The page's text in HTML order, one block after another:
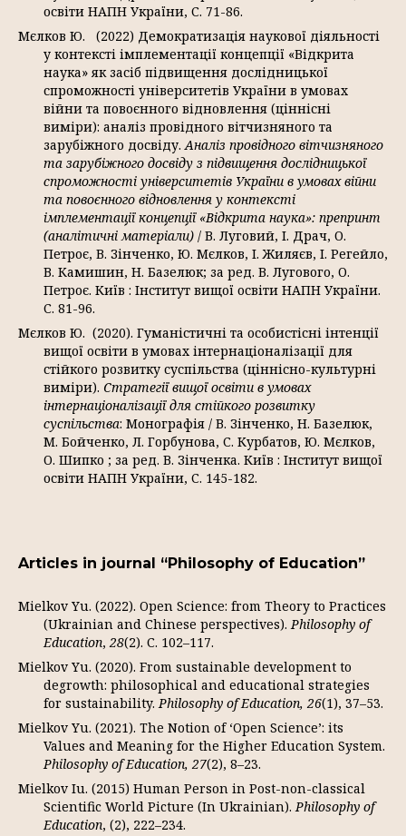
освіти НАПН України, С. 71-86.
Мєлков Ю. (2022) Демократизація наукової діяльності
у контексті імплементації концепції «Відкрита
наука» як засіб підвищення дослідницької
спроможності університетів України в умовах
війни та повоєнного відновлення (ціннісні
виміри): аналіз провідного вітчизняного та
зарубіжного досвіду.Аналіз провідного вітчизняного
та зарубіжного досвіду з підвищення дослідницької
спроможності університетів України в умовах війни
та повоєнного відновлення у контексті
імплементації концепції «Відкрита наука»: препринт
(аналітичні матеріали) / В. Луговий, І. Драч, О.
Петроє, В. Зінченко, Ю. Мєлков, І. Жиляєв, І. Регейло,
В. Камишин, Н. Базелюк; за ред. В. Лугового, О.
Петроє. Київ : Інститут вищої освіти НАПН України.
С. 81-96.
Мєлков Ю. (2020). Гуманістичні та особистісні інтенції
вищої освіти в умовах інтернаціоналізації для
стійкого розвитку суспільства (ціннісно-культурні
виміри). Стратегії вищої освіти в умовах
інтернаціоналізації для стійкого розвитку
суспільства: Монографія / В. Зінченко, Н. Базелюк,
М. Бойченко, Л. Горбунова, С. Курбатов, Ю. Мєлков,
О. Шипко ; за ред. В. Зінченка. Київ : Інститут вищої
освіти НАПН України, С. 145-182.
Articles in journal “Philosophy of Education”
Mielkov Yu. (2022). Open Science: from Theory to Practices
(Ukrainian and Chinese perspectives).Philosophy of
Education,28(2). С. 102–117.
Mielkov Yu. (2020). From sustainable development to
degrowth: philosophical and educational strategies
for sustainability.Philosophy of Education, 26(1), 37–53.
Mielkov Yu. (2021). The Notion of ‘Open Science’: its
Values and Meaning for the Higher Education System.
Philosophy of Education, 27(2), 8–23.
Mielkov Iu. (2015) Human Person in Post-non-classical
Scientific World Picture (In Ukrainian).Philosophy of
Education, (2), 222–234.